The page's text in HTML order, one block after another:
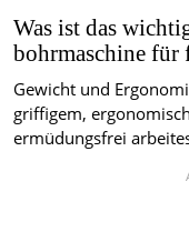
Was ist das
bohrmaschine für
Gewicht und
griffigem,
ermüdungsfrei